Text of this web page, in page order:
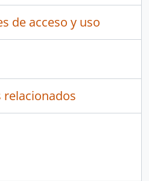
de acceso y uso
relacionados